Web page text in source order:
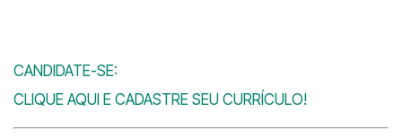
CANDIDATE-SE:
CLIQUE AQUI E CADASTRE SEU CURRÍCULO!